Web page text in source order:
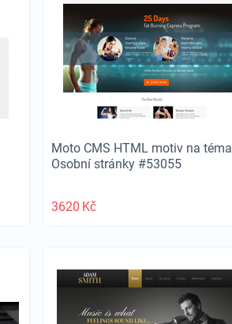
Moto CMS HTML motiv na téma
Osobní stránky #53055
3620 Kč